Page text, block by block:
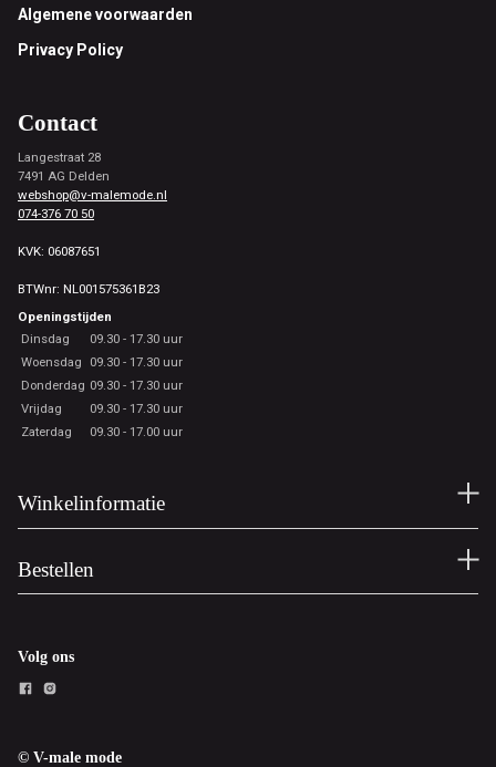
Footer
Algemene voorwaarden
Privacy Policy
Contact
Langestraat 28
7491 AG Delden
webshop@v-malemode.nl
074-376 70 50
KVK: 06087651
BTWnr: NL001575361B23
Openingstijden
Dinsdag
09.30 - 17.30 uur
Woensdag
09.30 - 17.30 uur
Donderdag 09.30 - 17.30 uur
Vrijdag
09.30 - 17.30 uur
Zaterdag
09.30 - 17.00 uur
Winkelinformatie
Bestellen
Volg ons
© V-male mode